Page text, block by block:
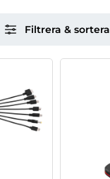
Filtrera & sortera